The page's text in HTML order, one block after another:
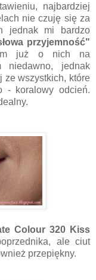
najbardziej
nie czuję się za
jednak mi bardzo
przyjemność"
już o nich na
niedawno, jednak
ze wszystkich, które
- koralowy odcień.
Colour 320 Kiss
ale ciut
przepiękny.